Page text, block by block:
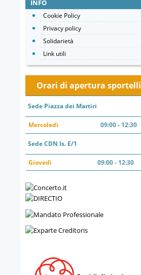
INFO
Cookie Policy
Privacy policy
Solidarietà
Link utili
Orari di apertura sportelli
Sede Piazza dei Martiri
Mercoledì 09:00 - 12:30
Sede CDN Is. E/1
Giovedì 09:00 - 12:30